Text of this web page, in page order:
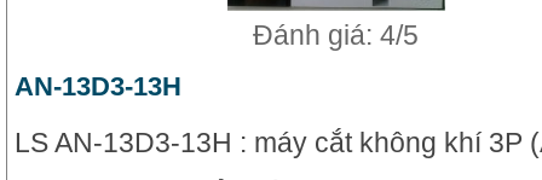
Đánh giá: 4/5
AN-13D3-13H
LS AN-13D3-13H : máy cắt không khí 3P